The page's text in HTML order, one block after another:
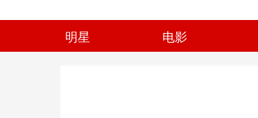
明星 电影